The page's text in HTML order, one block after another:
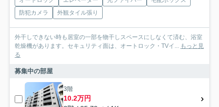
防犯カメラ
外観タイル張り
外干しできない時も居室の一部を物干しスペースにしなくて済む、浴室
乾燥機があります。セキュリティ面は、オートロック・TVイ... もっと見
る
募集中の部屋
3階
10.2万円